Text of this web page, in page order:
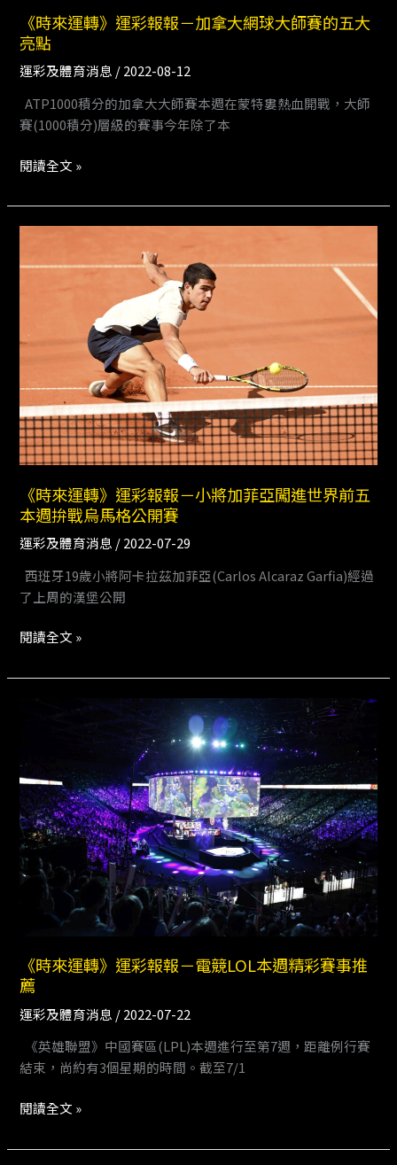
《時來運轉》運彩報報－加拿大網球大師賽的五大
亮點
運彩及體育消息 /2022-08-12
ATP1000積分的加拿大大師賽本週在蒙特婁熱血開戰，大師
賽(1000積分)層級的賽事今年除了本
球
大
師
的
五
亮
閱讀全文 »
《時來運轉》運彩報報－小將加菲亞闖進世界前五
本週拚戰烏馬格公開賽
運彩及體育消息 /2022-07-29
西班牙19歲小將阿卡拉茲加菲亞(Carlos Alcaraz Garfia)經過
了上周的漢堡公開
彩
報
－
小
將
加
菲
亞
闖
進
世
界
五
週
馬
格
公
開
賽
閱讀全文 »
《時來運轉》運彩報報－電競LOL本週精彩賽事推
薦
運彩及體育消息 /2022-07-22
《英雄聯盟》中國賽區(LPL)本週進行至第7週，距離例行賽
結束，尚約有3個星期的時間。截至7/1
轉》
運
彩
報
報
－
本
週
精
彩
賽
事
薦
閱讀全文 »